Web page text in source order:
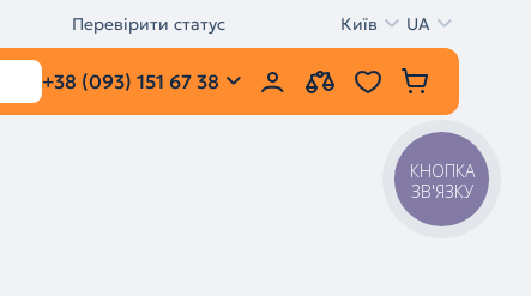
Перевірити статус Київ UA
+38 (093) 151 67 38
КНОПКА
ЗВ'ЯЗКУ